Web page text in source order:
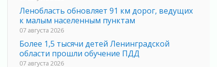
Ленобласть обновляет 91 км дорог, ведущих
к малым населенным пунктам
07 августа 2026
Более 1,5 тысячи детей Ленинградской
области прошли обучение ПДД
07 августа 2026